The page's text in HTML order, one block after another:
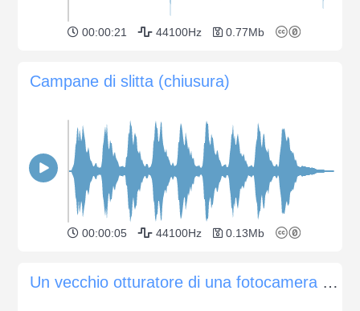
00:00:21 44100Hz 0.77Mb
Campane di slitta (chiusura)
00:00:05 44100Hz 0.13Mb
Un vecchio otturatore di una fotocamera Nikon DSLR